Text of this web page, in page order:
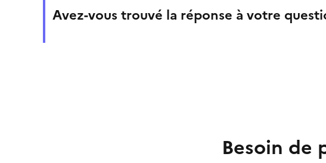
Avez-vous trouvé la réponse à votre
Besoin de